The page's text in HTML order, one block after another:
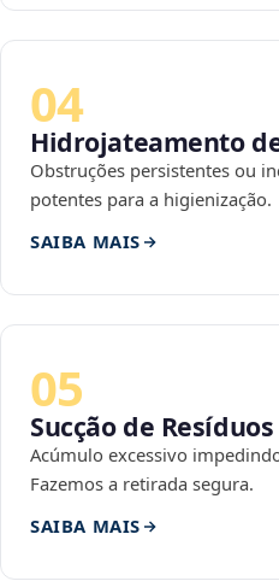
04
Hidrojateamento
Obstruções persistentes ou
potentes para a higienização.
SAIBA MAIS
05
Sucção de Resíduos
Acúmulo excessivo
Fazemos a retirada segura.
SAIBA MAIS